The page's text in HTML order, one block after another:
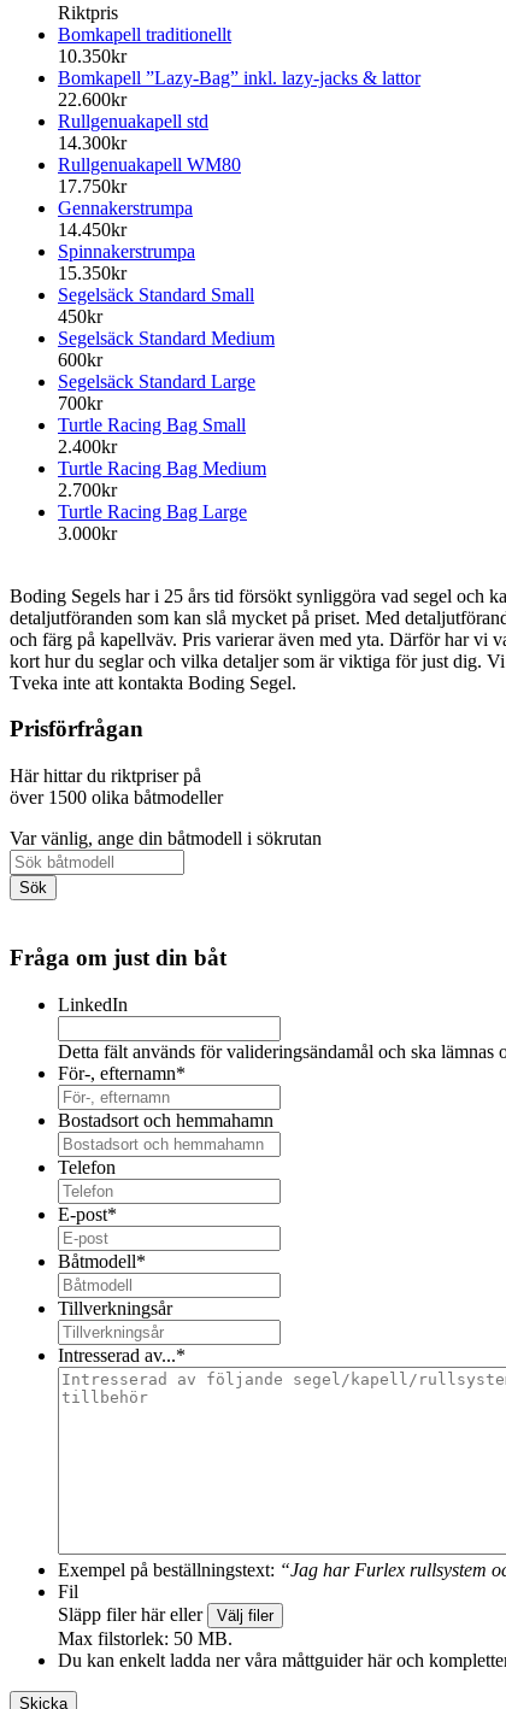
Riktpris
Bomkapell traditionellt
10.350kr
Bomkapell ”Lazy-Bag” inkl. lazy-jacks & lattor
22.600kr
Rullgenuakapell std
14.300kr
Rullgenuakapell WM80
17.750kr
Gennakerstrumpa
14.450kr
Spinnakerstrumpa
15.350kr
Segelsäck Standard Small
450kr
Segelsäck Standard Medium
600kr
Segelsäck Standard Large
700kr
Turtle Racing Bag Small
2.400kr
Turtle Racing Bag Medium
2.700kr
Turtle Racing Bag Large
3.000kr
Boding Segels har i 25 års tid försökt synliggöra vad segel och
detaljutföranden som kan slå mycket på priset. Med
och färg på kapellväv. Pris varierar även med yta. Därför har
kort hur du seglar och vilka detaljer som är viktiga för just dig.
Tveka inte att kontakta Boding Segel.
Prisförfrågan
Här hittar du riktpriser på
över 1500 olika båtmodeller
Var vänlig, ange din båtmodell i sökrutan
Fråga om just din båt
LinkedIn
Detta fält används för valideringsändamål och ska lämnas
För-, efternamn*
Bostadsort och hemmahamn
Telefon
E-post*
Båtmodell*
Tillverkningsår
Intresserad av...*
Exempel på beställningstext: “Jag har Furlex rullsystem
Fil
Släpp filer här eller
Välj filer
Max filstorlek: 50 MB.
Du kan enkelt ladda ner våra måttguider här och